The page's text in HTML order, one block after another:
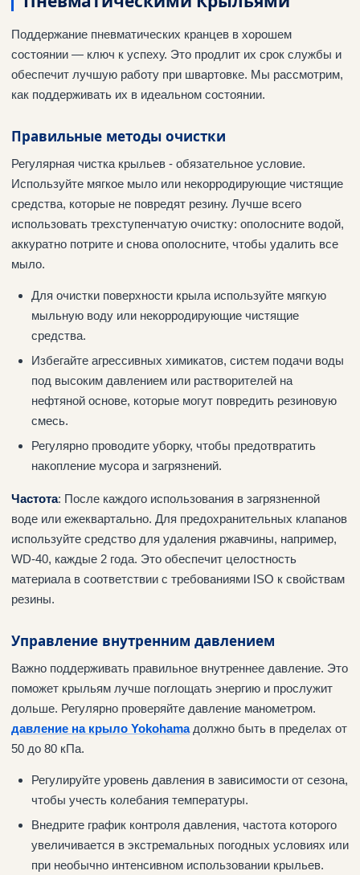
Поддержание пневматических кранцев в хорошем
состоянии — ключ к успеху. Это продлит их срок службы и
обеспечит лучшую работу при швартовке. Мы рассмотрим,
как поддерживать их в идеальном состоянии.
Правильные методы очистки
Регулярная чистка крыльев - обязательное условие.
Используйте мягкое мыло или некорродирующие чистящие
средства, которые не повредят резину. Лучше всего
использовать трехступенчатую очистку: ополосните водой,
аккуратно потрите и снова ополосните, чтобы удалить все
мыло.
Для очистки поверхности крыла используйте мягкую
мыльную воду или некорродирующие чистящие
средства.
Избегайте агрессивных химикатов, систем подачи воды
под высоким давлением или растворителей на
нефтяной основе, которые могут повредить резиновую
смесь.
Регулярно проводите уборку, чтобы предотвратить
накопление мусора и загрязнений.
Частота: После каждого использования в загрязненной
воде или ежеквартально. Для предохранительных клапанов
используйте средство для удаления ржавчины, например,
WD-40, каждые 2 года. Это обеспечит целостность
материала в соответствии с требованиями ISO к свойствам
резины.
Управление внутренним давлением
Важно поддерживать правильное внутреннее давление. Это
поможет крыльям лучше поглощать энергию и прослужит
дольше. Регулярно проверяйте давление манометром.
давление на крыло Yokohamaдолжно быть в пределах от
50 до 80 кПа.
Регулируйте уровень давления в зависимости от сезона,
чтобы учесть колебания температуры.
Внедрите график контроля давления, частота которого
увеличивается в экстремальных погодных условиях или
при необычно интенсивном использовании крыльев.